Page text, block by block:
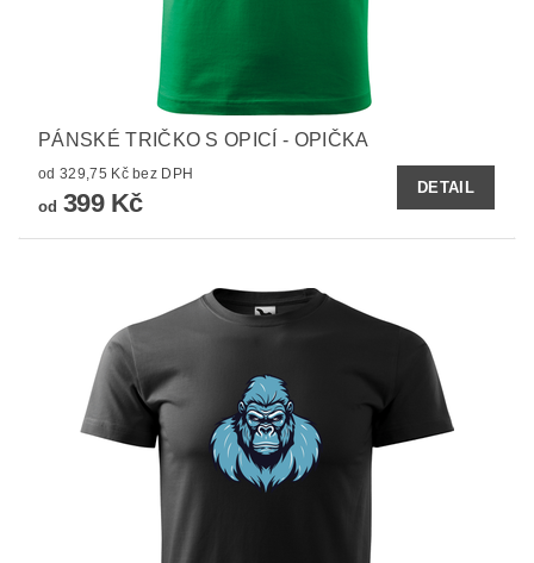
PÁNSKÉ TRIČKO S OPICÍ - OPIČKA
od 329,75 Kč bez DPH
od 399 Kč
DETAIL